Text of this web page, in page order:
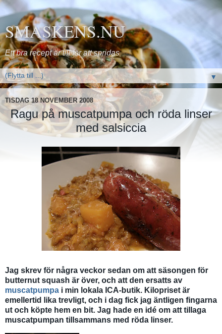
SMASKENS.NU
Ett bra recept är till för att spridas
▼
TISDAG 18 NOVEMBER 2008
Ragu på muscatpumpa och röda linser
med salsiccia
Jag skrev för några veckor sedan om att säsongen för
butternut squash är över, och att den ersatts av
muscatpumpa i min lokala ICA-butik. Kilopriset är
emellertid lika trevligt, och i dag fick jag äntligen fingarna
ut och köpte hem en bit. Jag hade en idé om att tillaga
muscatpumpan tillsammans med röda linser.